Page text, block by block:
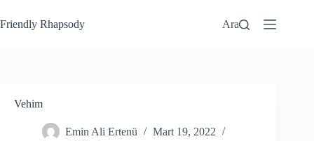
Friendly Rhapsody Ara
Vehim
Emin Ali Ertenü
Mart 19, 2022